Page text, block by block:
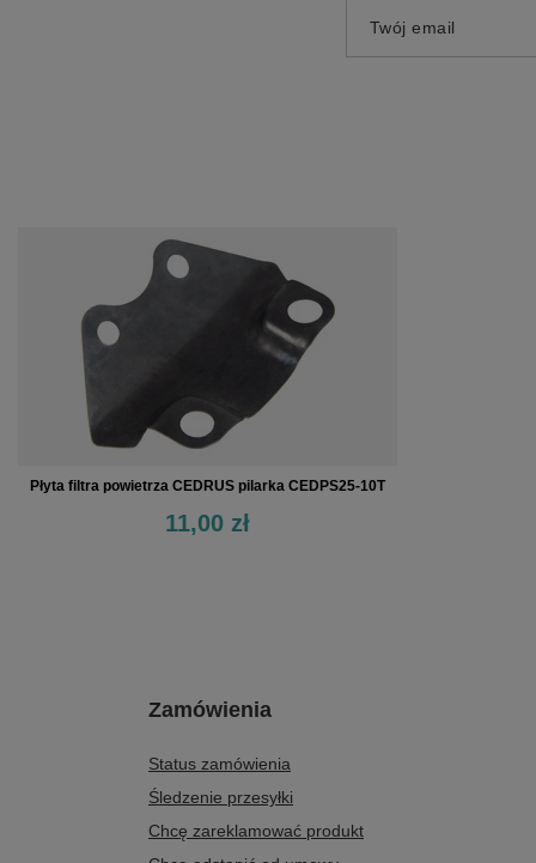
Twój email
Płyta filtra powietrza CEDRUS pilarka CEDPS25-10T
11,00 zł
Zamówienia
Status zamówienia
Śledzenie przesyłki
Chcę zareklamować produkt